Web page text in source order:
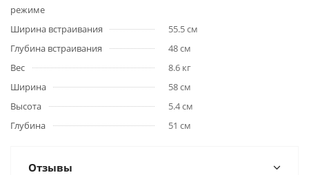
режиме
Ширина встраивания
55.5 см
Глубина встраивания
48 см
Вес
8.6 кг
Ширина
58 см
Высота
5.4 см
Глубина
51 см
Отзывы